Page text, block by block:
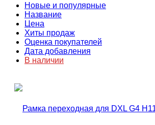
Новые и популярные
Название
Цена
Хиты продаж
Оценка покупателей
Дата добавления
В наличии